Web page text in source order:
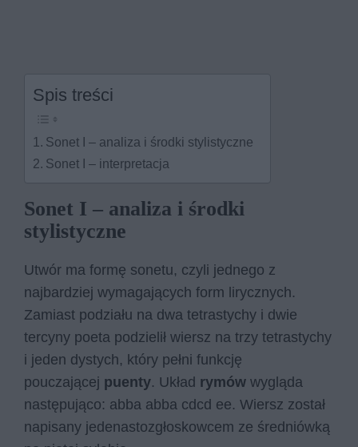
Spis treści
Sonet I – analiza i środki stylistyczne
Sonet I – interpretacja
Sonet I – analiza i środki
stylistyczne
Utwór ma formę sonetu, czyli jednego z
najbardziej wymagających form lirycznych.
Zamiast podziału na dwa tetrastychy i dwie
tercyny poeta podzielił wiersz na trzy tetrastychy
i jeden dystych, który pełni funkcję
pouczającej puenty. Układ rymów wygląda
następująco: abba abba cdcd ee. Wiersz został
napisany jedenastozgłoskowcem ze średniówką